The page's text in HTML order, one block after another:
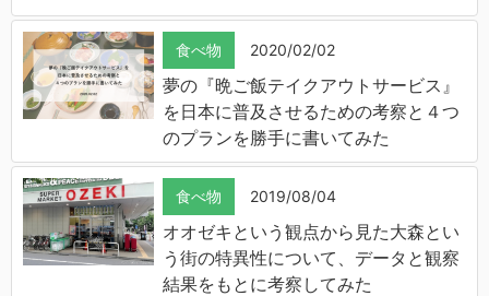
食べ物 2020/02/02
夢の『晩ご飯テイクアウトサービス』
を日本に普及させるための考察と４つ
のプランを勝手に書いてみた
食べ物 2019/08/04
オオゼキという観点から見た大森とい
う街の特異性について、データと観察
結果をもとに考察してみた